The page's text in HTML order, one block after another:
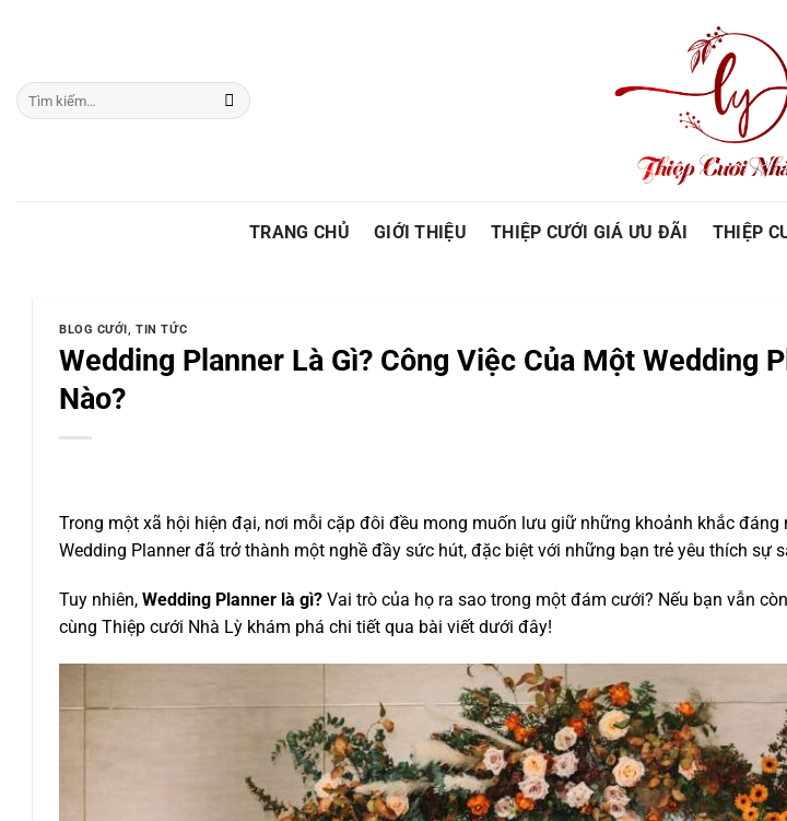
dung
Tìm
kiếm:
TRANG CHỦ GIỚI THIỆU THIỆP CƯỚI GIÁ ƯU ĐÃI THIỆP
BLOG CƯỚI,TIN TỨC
Wedding Planner Là Gì? Công Việc Của Một Wedding
Nào?
Trong một xã hội hiện đại, nơi mỗi cặp đôi đều mong muốn lưu giữ những khoảnh khắc đáng
Wedding Planner đã trở thành một nghề đầy sức hút, đặc biệt với những bạn trẻ yêu thích sự
Tuy nhiên, Wedding Planner là gì? Vai trò của họ ra sao trong một đám cưới? Nếu bạn vẫn
cùng Thiệp cưới Nhà Lỳ khám phá chi tiết qua bài viết dưới đây!